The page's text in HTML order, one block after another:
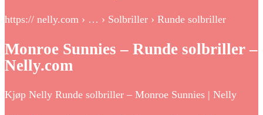
https:// nelly.com › … › Solbriller › Runde solbriller
Monroe Sunnies – Runde solbriller –
Nelly.com
Kjøp Nelly Runde solbriller – Monroe Sunnies | Nelly